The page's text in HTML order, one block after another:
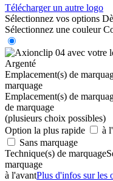
Télécharger un autre logo
Sélectionnez vos options
Sélectionnez une couleur
Argenté
Emplacement(s) de
marquage
Emplacement(s) de
de marquage
(plusieurs choix possibles)
Option la plus rapide
à
Sans marquage
Technique(s) de marquage
marquage
à l'avantPlus d'infos sur les